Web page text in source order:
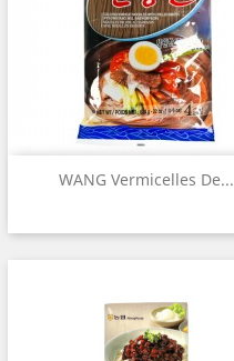
WANG Vermicelles De...